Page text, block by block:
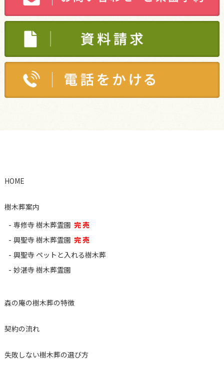
HOME
樹木葬案内
専修寺 樹木葬霊園 完 売
興聖寺 樹木葬霊園 完 売
興聖寺 ペットと入れる樹木葬
妙湛寺 樹木葬霊園
森の庵の樹木葬の特徴
契約の流れ
失敗しない樹木葬の選び方